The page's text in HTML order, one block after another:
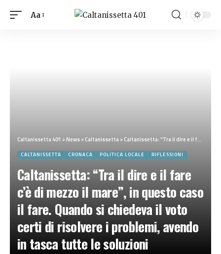
Aa
Caltanissetta 401 >News>Caltanissetta>Caltanissetta: “Tra il dire e il fare c’è di mezzo il mare”, in questo caso il fare. Quando si chiedeva il voto certi di risolvere i problemi, avendo in tasca tutte le soluzioni
CALTANISSETTA CRONACA POLITICA LOCALE RIFLESSIONI
Caltanissetta: “Tra il dire e il fare
c’è di mezzo il mare”, in questo caso
il fare. Quando si chiedeva il voto
certi di risolvere i problemi, avendo
in tasca tutte le soluzioni